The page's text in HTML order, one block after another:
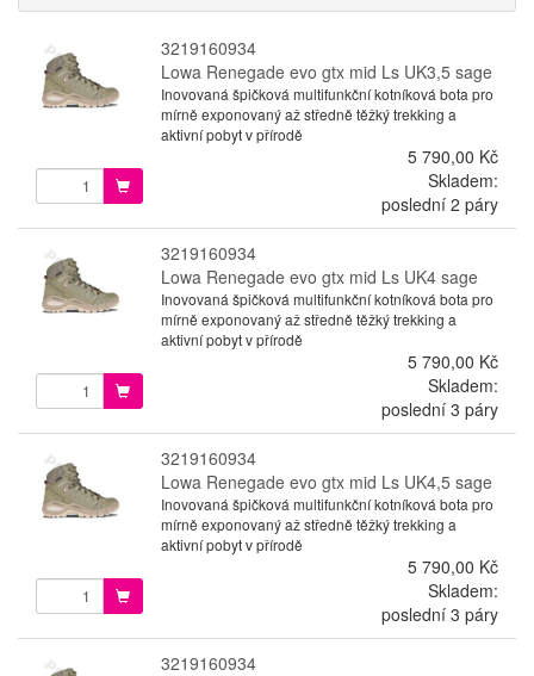
3219160934
Lowa Renegade evo gtx mid Ls UK3,5 sage
Inovovaná špičková multifunkční kotníková bota pro
mírně exponovaný až středně těžký trekking a
aktivní pobyt v přírodě
5 790,00 Kč
Skladem:
poslední 2 páry
3219160934
Lowa Renegade evo gtx mid Ls UK4 sage
Inovovaná špičková multifunkční kotníková bota pro
mírně exponovaný až středně těžký trekking a
aktivní pobyt v přírodě
5 790,00 Kč
Skladem:
poslední 3 páry
3219160934
Lowa Renegade evo gtx mid Ls UK4,5 sage
Inovovaná špičková multifunkční kotníková bota pro
mírně exponovaný až středně těžký trekking a
aktivní pobyt v přírodě
5 790,00 Kč
Skladem:
poslední 3 páry
3219160934